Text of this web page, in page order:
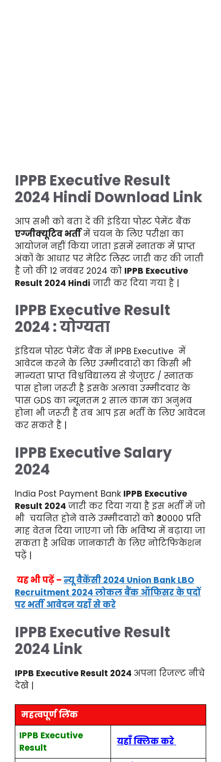
IPPB Executive Result
2024 Hindi Download Link
आप सभी को बता दें की इंडिया पोस्ट पेमेंट बैंक
एग्जीक्यूटिव भर्तीमें चयन के लिए परीक्षा का
आयोजन नहीं किया जाता इसमें स्नातक में प्राप्त
अंकों के आधार पर मेरिट लिस्ट जारी कर की जाती
है जो की 12 नवंबर 2024 को IPPB Executive
Result 2024 Hindi जारी कर दिया गया है |
IPPB Executive Result
2024 : योग्यता
इंडियन पोस्ट पेमेंट बैंक में IPPB Executive में
आवेदन करने के लिए उम्मीदवारों का किसी भी
मान्यता प्राप्त विश्वविद्यालय से ग्रेजुएट / स्नातक
पास होना जरूरी है इसके अलावा उम्मीदवार के
पास GDS का न्यूनतम 2 साल काम का अनुभव
होना भी जरूरी है तब आप इस भर्ती के लिए आवेदन
कर सकते है |
IPPB Executive Salary
2024
India Post Payment Bank IPPB Executive
Result 2024 जारी कर दिया गया है इस भर्ती में जो
भी चयनित होने वाले उम्मीदवारों को ₹30000 प्रति
माह वेतन दिया जाएगा जो कि भविष्य में बढ़ाया जा
सकता है अधिक जानकारी के लिए नोटिफिकेशन
पढ़ें |
यह भी पढ़ें – न्यू वैकेंसी 2024 Union Bank LBO
Recruitment 2024 लोकल बैंक ऑफिसर के पदों
पर भर्ती आवेदन यहाँ से करे
IPPB Executive Result
2024 Link
IPPB Executive Result 2024 अपना रिजल्ट नीचे
देखे |
महत्वपूर्ण लिंक
IPPB Executive
Result
यहाँक्लिककरे